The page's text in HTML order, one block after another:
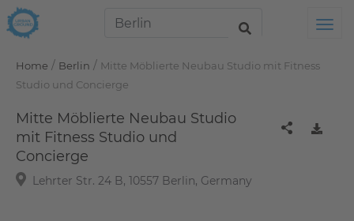
Home / Berlin / Mitte Möblierte Neubau Studio mit Fitness
Studio und Concierge
Mitte Möblierte Neubau Studio
mit Fitness Studio und
Concierge
Lehrter Str. 24 B, 10557 Berlin, Germany